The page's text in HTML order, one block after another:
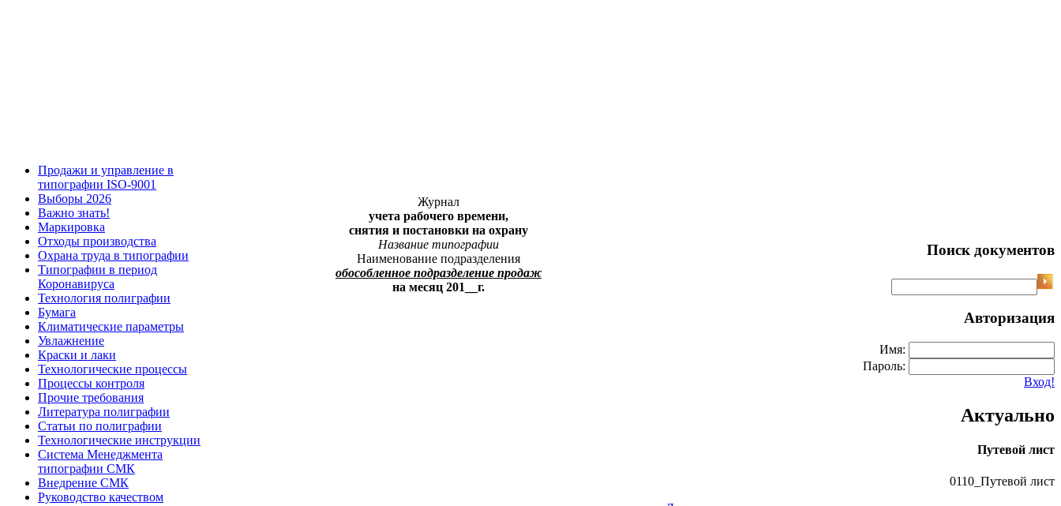
Продажи и управление в
типографии ISO-9001
Выборы 2026
Важно знать!
Маркировка
Отходы производства
Охрана труда в типографии
Типографии в период
Коронавируса
Технология полиграфии
Бумага
Климатические параметры
Увлажнение
Краски и лаки
Технологические процессы
Процессы контроля
Прочие требования
Литература полиграфии
Статьи по полиграфии
Технологические инструкции
Система Менеджмента
типографии СМК
Внедрение СМК
Руководство качеством
Журнал
учета рабочего времени,
снятия и постановки на охрану
Название типографии
Наименование подразделения
обособленное подразделение продаж
на месяц 201__г.
Поиск документов
Авторизация
Имя:
Пароль:
Вход!
Актуально
Путевой лист
0110_Путевой лист